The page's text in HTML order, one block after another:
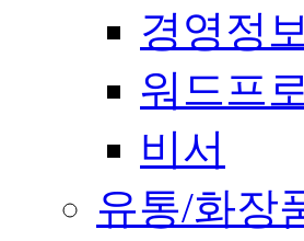
경영정
워드프
비서
유통/화장